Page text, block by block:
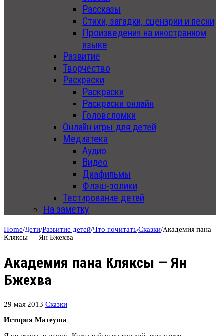
Рассказы
Стихи, загадки, сценарии и песни
Произведения на иностранном
языке
Развитие
Творчество
Раскраски
Раскраски
Раскраски онлайн
Головоломки
Онлайн игры для детей
Медиатека
Аудио
Видео
Диафильмы
Флэш-ролики
Тестирование детей
На заметку
Home/Дети/Развитие детей/Что почитать/Сказки/Академия пана
Кляксы — Ян Бжехва
Академия пана Кляксы — Ян
Бжехва
29 мая 2013 Сказки
История Матеуша